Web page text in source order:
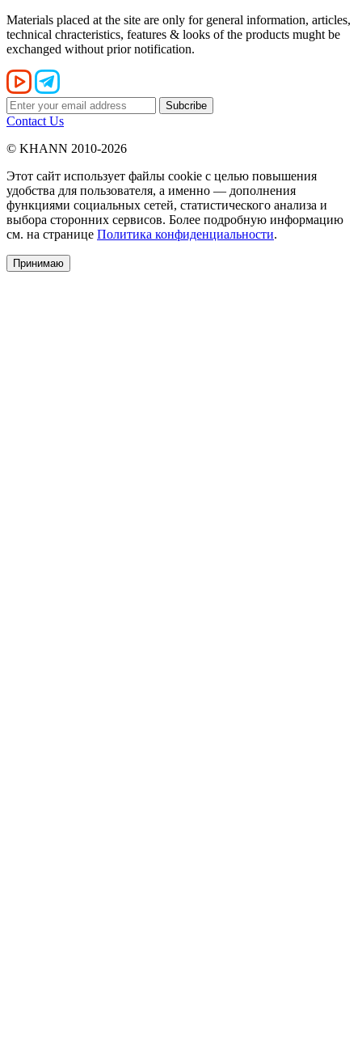
Materials placed at the site are only for general information, articles,
technical chracteristics, features & looks of the products mught be
exchanged without prior notification.
Contact Us
© KHANN 2010-2026
Этот сайт использует файлы cookie с целью повышения
удобства для пользователя, а именно — дополнения
функциями социальных сетей, статистического анализа и
выбора сторонних сервисов. Более подробную информацию
см. на странице Политика конфиденциальности.
Принимаю